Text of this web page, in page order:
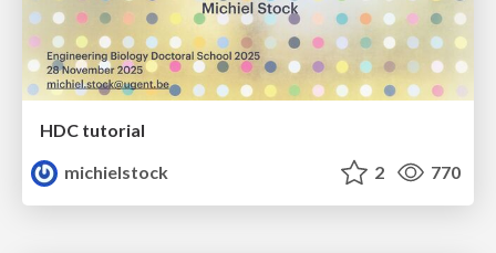
HDC tutorial
michielstock
2 770